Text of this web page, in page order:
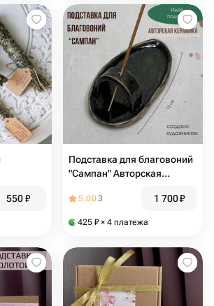
550₽
Подставка для благовоний
"Сампан" Авторская
5.003 1 700₽
425 ₽ × 4 платежа